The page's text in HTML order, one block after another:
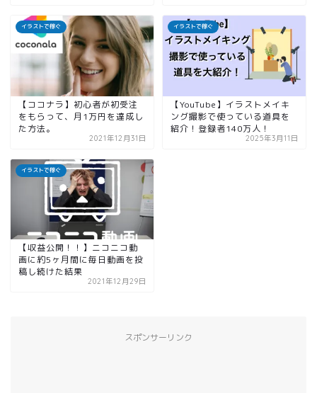
イラストで稼ぐ
【ココナラ】初心者が初受注
をもらって、月1万円を達成し
た方法。
2021年12月31日
イラストで稼ぐ
【YouTube】イラストメイキ
ング撮影で使っている道具を
紹介！登録者140万人！
2025年3月11日
イラストで稼ぐ
【収益公開！！】ニコニコ動
画に約5ヶ月間に毎日動画を投
稿し続けた結果
2021年12月29日
スポンサーリンク